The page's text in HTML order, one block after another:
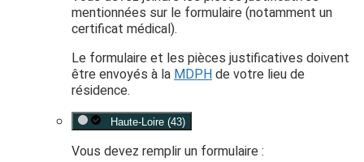
mentionnées sur le formulaire (notamment un
certificat médical).
Le formulaire et les pièces justificatives doivent
être envoyés à la MDPHde votre lieu de
résidence.
Haute-Loire (43)
Vous devez remplir un formulaire :